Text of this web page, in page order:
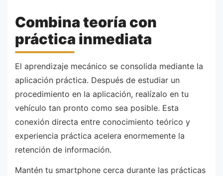
Combina teoría con
práctica inmediata
El aprendizaje mecánico se consolida mediante la
aplicación práctica. Después de estudiar un
procedimiento en la aplicación, realízalo en tu
vehículo tan pronto como sea posible. Esta
conexión directa entre conocimiento teórico y
experiencia práctica acelera enormemente la
retención de información.
Mantén tu smartphone cerca durante las prácticas